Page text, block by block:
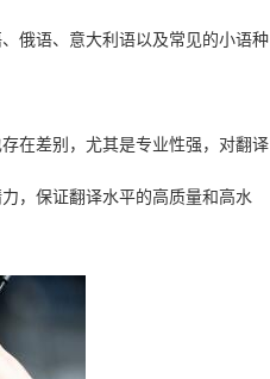
俄语、意大利语以及常见的小语种
在差别，尤其是专业性强，对翻译
，保证翻译水平的高质量和高水